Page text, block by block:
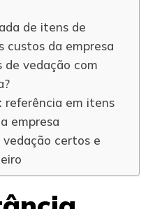
de itens de
custos da empresa
de vedação com
referência em itens
empresa
certos e